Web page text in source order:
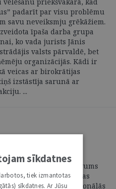
padarīt par visu problēmu
savu neveiksmju grēkāžiem.
īpaša darba grupa
ko vada jurists Jānis
valsts pārvaldē, bet
organizācijās. Kādi ir
veicas ar birokrātijas
izstāstīja sarunā ar
...
gadi – ilgtspējīgs
ieviešanas devums
30 gadu jubilejas
apzināmies konstitucionālās
sīkdatnes
tiek izmantotas
sīkdatnes. Ar Jūsu